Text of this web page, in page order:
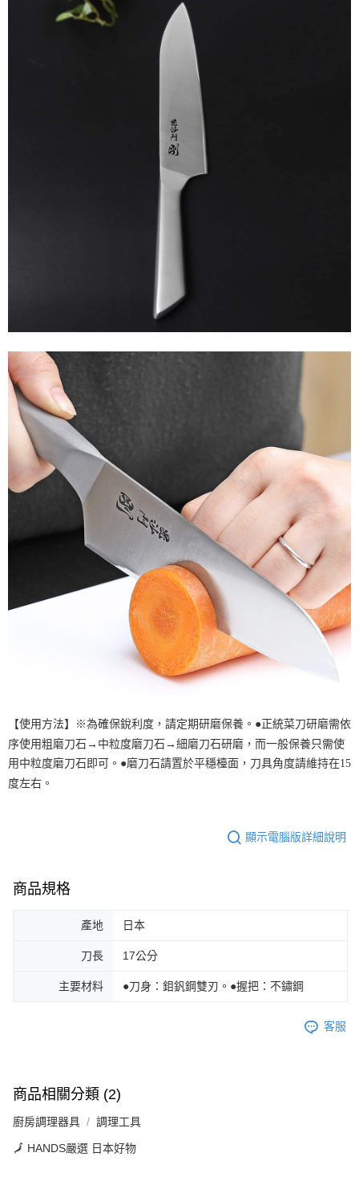
【使用方法】※為確保銳利度，請定期研磨保養。●正統菜刀研磨需依
序使用粗磨刀石→中粒度磨刀石→細磨刀石研磨，而一般保養只需使
用中粒度磨刀石即可。●磨刀石請置於平穩檯面，刀具角度請維持在15
度左右。
顯示電腦版詳細說明
商品規格
產地 日本
刀長 17公分
主要材料 ●刀身：鉬釩鋼雙刃。●握把：不鏽鋼
客服
商品相關分類 (2)
廚房調理器具 調理工具
🗾 HANDS嚴選 日本好物